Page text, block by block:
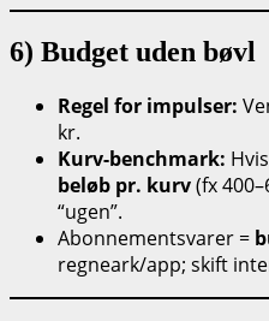
6) Budget uden bøvl
Regel for impulser:
kr.
Kurv-benchmark:
beløb pr. kurv(fx
“ugen”.
Abonnementsvarer =
regneark/app; skift